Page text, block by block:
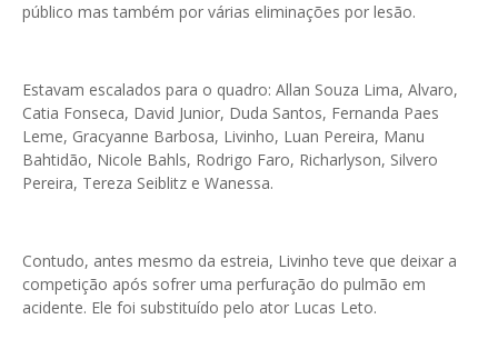
público mas também por várias eliminações por lesão.
Estavam escalados para o quadro: Allan Souza Lima, Alvaro,
Catia Fonseca, David Junior, Duda Santos, Fernanda Paes
Leme, Gracyanne Barbosa, Livinho, Luan Pereira, Manu
Bahtidão, Nicole Bahls, Rodrigo Faro, Richarlyson, Silvero
Pereira, Tereza Seiblitz e Wanessa.
Contudo, antes mesmo da estreia, Livinho teve que deixar a
competição após sofrer uma perfuração do pulmão em
acidente. Ele foi substituído pelo ator Lucas Leto.